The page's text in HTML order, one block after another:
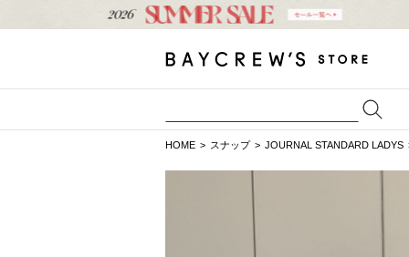
HOME スナップ JOURNAL STANDARD LADYS